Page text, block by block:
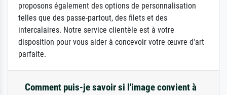
proposons également des options de personnalisation
telles que des passe-partout, des filets et des
intercalaires. Notre service clientèle est à votre
disposition pour vous aider à concevoir votre œuvre d'art
parfaite.
Comment puis-je savoir si l'image convient à